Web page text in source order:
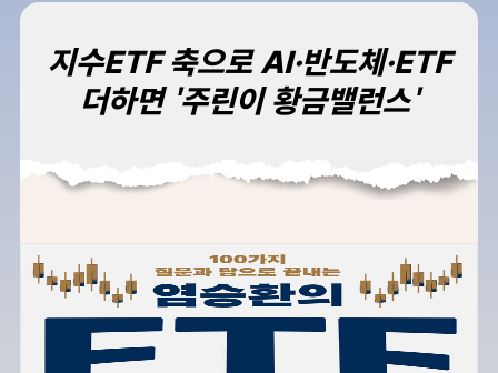
지수ETF 축으로 AI·반도체·ETF
더하면 '주린이 황금밸런스'